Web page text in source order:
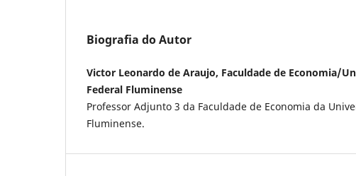
Biografia do Autor
Victor Leonardo de Araujo, Faculdade de Economia/
Federal Fluminense
Professor Adjunto 3 da Faculdade de Economia da
Fluminense.